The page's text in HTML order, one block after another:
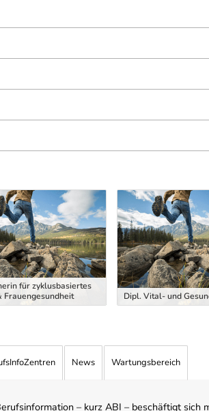
für zyklusbasiertes
Frauengesundheit
Dipl. Vital- und
News Wartungsbereich
– kurz ABI – beschäftigt sich